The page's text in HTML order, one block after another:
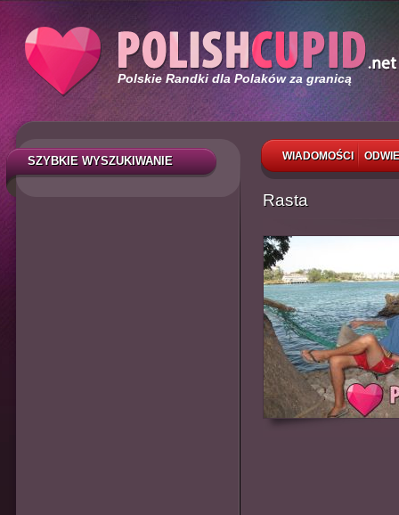
Polskie Randki dla Polaków za granicą
WIADOMOŚCI
SZYBKIE WYSZUKIWANIE
Rasta